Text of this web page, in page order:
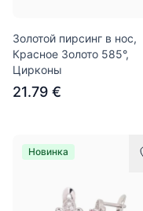
Золотой пирсинг в нос,
Красное Золото 585°,
Цирконы
21.79 €
Новинка